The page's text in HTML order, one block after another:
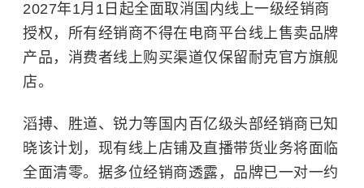
2027年1月1日起全面取消国内线上一级经销商
授权，所有经销商不得在电商平台线上售卖品牌
产品，消费者线上购买渠道仅保留耐克官方旗舰
店。
滔搏、胜道、锐力等国内百亿级头部经销商已知
晓该计划，现有线上店铺及直播带货业务将面临
全面清零。据多位经销商透露，品牌已一对一约